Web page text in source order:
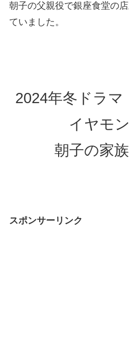
朝子の父親役で銀座食堂の
ていました。
2024年冬ドラマ
イヤモン
朝子の家
スポンサーリンク